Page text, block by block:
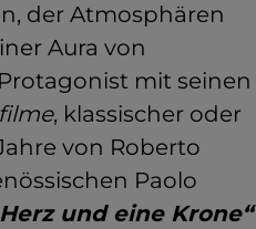
der Atmosphären
Aura von
mit seinen
, klassischer oder
von Roberto
Paolo
und eine Krone“